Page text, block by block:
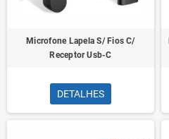
Microfone Lapela S/ Fios C/
Receptor Usb-C
DETALHES